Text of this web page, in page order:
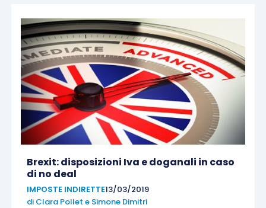
Brexit: disposizioni Iva e doganali in caso
di no deal
IMPOSTE INDIRETTE13/03/2019
di Clara Pollet e Simone Dimitri